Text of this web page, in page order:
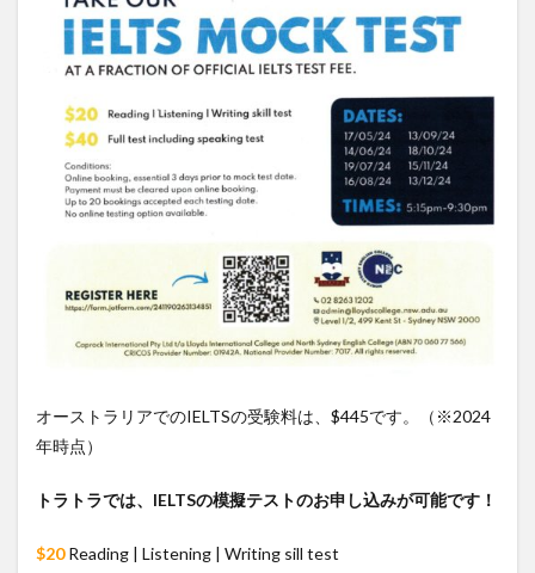
IELTS
スコ
ア比
較表
3
2020
年か
らは
大学
用に
なっ
を延
長に
おす
の学
5
オーストラリアでのIELTSの受験料は、$445です。（※2024
年時点）
トラトラでは、IELTSの模擬テストのお申し込みが可能です！
$20Reading | Listening | Writing sill test